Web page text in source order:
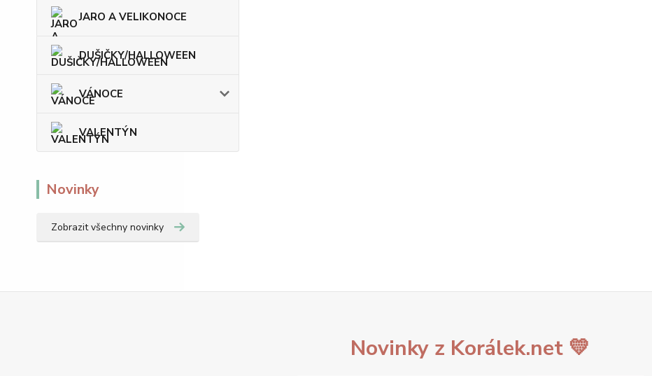
JARO A VELIKONOCE
DUŠIČKY/HALLOWEEN
VÁNOCE
VALENTÝN
Novinky
Zobrazit všechny novinky
Novinky z Korálek.net 💛